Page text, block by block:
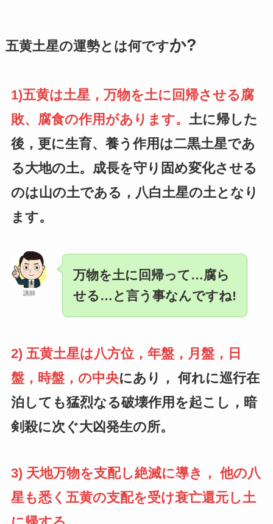
五黄土星の運勢とは何ですか?
1)五黄は土星，万物を土に回帰させる腐
敗、腐食の作用があります。 土に帰した
後，更に生育、養う作用は二黒土星であ
る大地の土。成長を守り固め変化させる
のは山の土である，八白土星の土となり
ます。
講師
万物を土に回帰って…腐ら
せる…と言う事なんですね!
2) 五黄土星は八方位，年盤，月盤，日
盤，時盤，の中央にあり， 何れに巡行在
泊しても猛烈なる破壊作用を起こし，暗
剣殺に次ぐ大凶発生の所。
3) 天地万物を支配し絶滅に導き， 他の八
星も悉く五黄の支配を受け衰亡還元し土